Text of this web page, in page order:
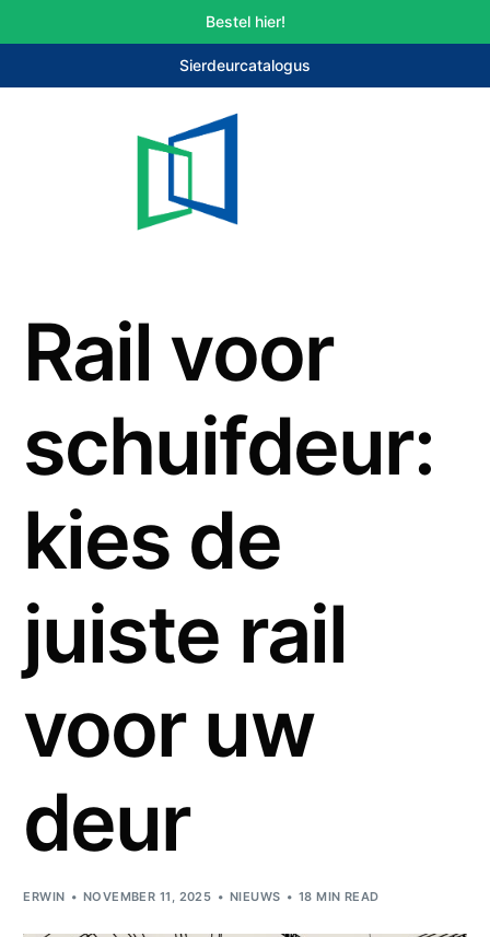
Bestel hier!
Sierdeurcatalogus
Rail voor
schuifdeur:
kies de
juiste rail
voor uw
deur
ERWIN NOVEMBER 11, 2025 NIEUWS 18 MIN READ